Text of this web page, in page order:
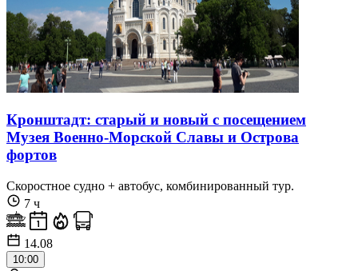
Кронштадт: старый и новый с посещением
Музея Военно-Морской Славы и Острова
фортов
Скоростное судно + автобус, комбинированный тур.
7 ч
14.08
10:00